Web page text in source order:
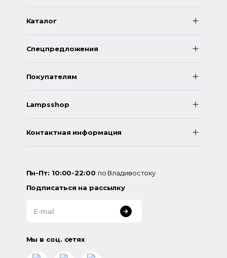
Каталог
Спецпредложения
Покупателям
Lampsshop
Контактная информация
Пн-Пт: 10:00-22:00 по Владивостоку
Подписаться на рассылку
Мы в соц. сетях